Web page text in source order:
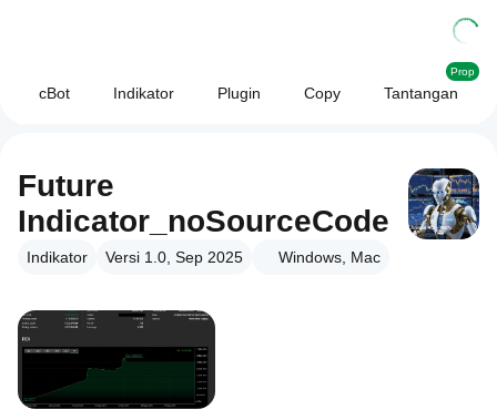
cBot Indikator Plugin Copy Tantangan
Prop
Future
Indicator_noSourceCode
Indikator Versi 1.0, Sep 2025 Windows, Mac